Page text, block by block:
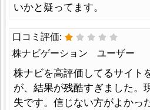
いかと疑ってます。
口コミ評価:
株ナビゲーション ユーザー
株ナビを高評価してるサイト
が、結果が残酷すぎました。
失です。信じない方がよかっ